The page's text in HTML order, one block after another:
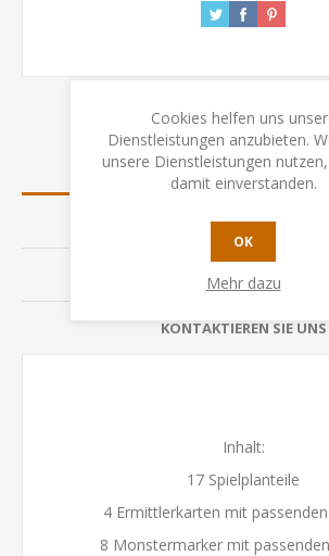
ÜBERSICHT
SPEZIFIKATION
BEWERTUNGEN
KONTAKTIEREN SIE UNS
Inhalt:
17 Spielplanteile
4 Ermittlerkarten mit
8 Monstermarker mit
Cookies helfen uns
Dienstleistungen anzubieten.
unsere Dienstleistungen
damit einverstanden.
OK
Mehr dazu